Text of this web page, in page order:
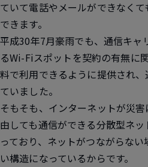
ていて電話やメールができなく
できます。
平成30年7月豪雨でも、通信キャ
るWi-Fiスポットを契約の有無に
料で利用できるように提供され
ていました。
そもそも、インターネットが災
由しても通信ができる分散型ネ
っており、ネットがつながらない
い構造になっているからです。